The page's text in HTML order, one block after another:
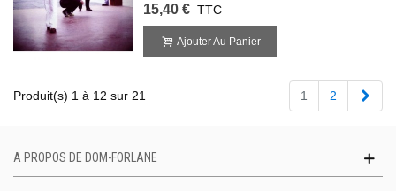
15,40 € TTC
Ajouter Au Panier
Produit(s) 1 à 12 sur 21 1 2
A PROPOS DE DOM-FORLANE